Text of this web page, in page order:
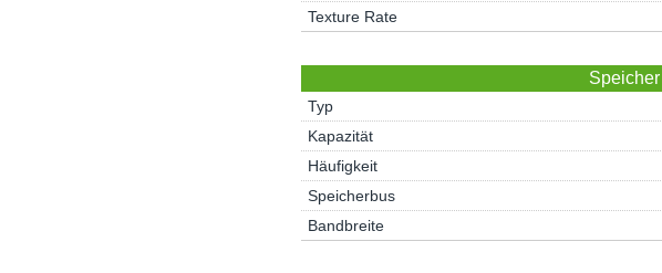
Texture Rate
Speicher
Typ
Kapazität
Häufigkeit
Speicherbus
Bandbreite